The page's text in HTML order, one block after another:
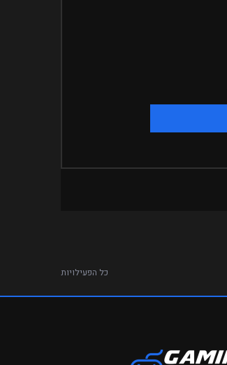
כל הפעילויות